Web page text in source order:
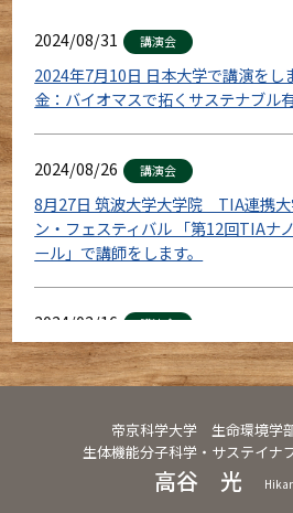
2024/08/31 講演会
2024年7月10日 日本大学で講演をし
金：バイオマスで拓くサステナブル
2024/08/26 講演会
8月27日 筑波大学大学院 TIA連携大
ン・フェスティバル 「第12回TIAナ
ール」で講師をします。
2024/02/16 講演会
２月15日本学卒業生の濱野吉十教授
会「新しい研究のリーダーズ」が開
帝京科学大学 生命環境学
生体機能分子科学・サステイナ
高谷 光